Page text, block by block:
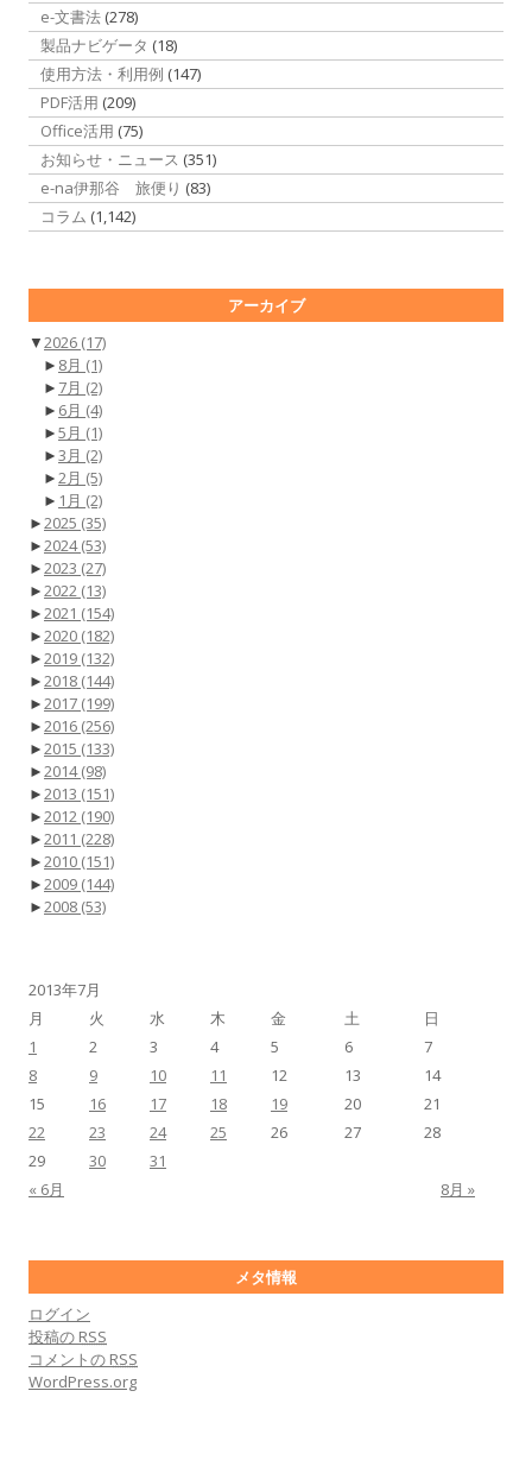
e-文書法 (278)
製品ナビゲータ (18)
使用方法・利用例 (147)
PDF活用 (209)
Office活用 (75)
お知らせ・ニュース (351)
e-na伊那谷 旅便り (83)
コラム (1,142)
アーカイブ
▼2026 (17)
► 8月 (1)
► 7月 (2)
► 6月 (4)
►5月 (1)
►3月 (2)
►2月 (5)
► 1月 (2)
►2025 (35)
►2024(53)
►2023 (27)
►2022 (13)
►2021 (154)
►2020 (182)
►2019 (132)
►2018 (144)
►2017 (199)
►2016 (256)
►2015 (133)
►2014(98)
►2013 (151)
►2012 (190)
►2011 (228)
►2010 (151)
►2009 (144)
►2008 (53)
2013年7月
月
火 水 木 金 土 日
« 6月 8月 »
1 2 3 4 5 6
7
8
9 10 11 12 13
14
15
16 17 18 19 20
21
22
23 24 25 26 27
28
29
30 31
メタ情報
ログイン
投稿の RSS
コメントの RSS
WordPress.org